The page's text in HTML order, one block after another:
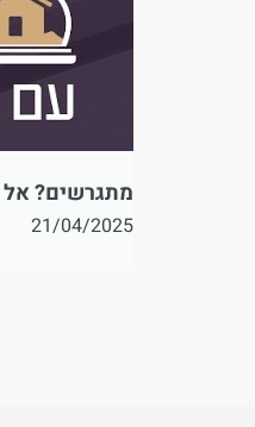
מתגרשים? אל
21/04/2025